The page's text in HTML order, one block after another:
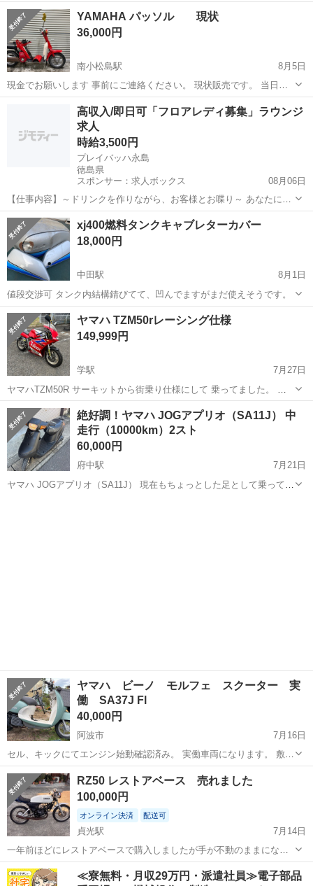
10月まで車検ついています。 実働です。エンジンも今の時期キック1
発でかかります。 前オーナーは女性の方なのでマメにメンテナンス
も...
徳島 美馬市 ヤマハ カスタム
YAMAHA パッソル 現状
36,000円
南小松島駅
8月5日
現金でお願いします 事前にご連絡ください。 現状販売です。 当日の
値下げもご遠慮ください。 取引時間10分超過でキャンセルとさせてい
ただきます。 冷やかしやコメント逃げ等はやめてください。 最近、増
えてきています。
小松島市 南小松島駅
高収入/即日可「フロアレディ募集」ラウンジ
求人
時給3,500円
プレイバッハ永島
徳島県
スポンサー：求人ボックス
08月06日
【仕事内容】～ドリンクを作りながら、お客様とお喋り～ あなたにお
まかせすることは、基本的にこれだけです! もちろん、ママがフォロー
してくれるので未経験者さんもご安心ください わからないことは、溜
め込まずに遠慮なく聞いてみましょう...
アルバイト・パート
xj400燃料タンクキャブレターカバー
18,000円
中田駅
8月1日
値段交渉可 タンク内結構錆びてて、凹んでますがまだ使えそうです。
徳島 小松島市
ヤマハ TZM50rレーシング仕様
149,999円
学駅
7月27日
ヤマハTZM50R サーキットから街乗り仕様にして 乗ってました。 ス
ピードギヤ壊れてます。 エンジンかかりますが ギヤ入れるとストール
します。 エンジン下ろして直そうと思いましたが 直す時間もないので
出品します。 お...
徳島 吉野川市 学駅 TZM
絶好調！ヤマハ JOGアプリオ（SA11J） 中
走行（10000km）2スト
60,000円
府中駅
7月21日
ヤマハ JOGアプリオ（SA11J） 現在もちょっとした足として乗ってお
ヤマハ ビーノ モルフェ スクーター 実
働 SA37J Fl
40,000円
阿波市
7月16日
セル、キックにてエンジン始動確認済み。 実働車両になります。 敷地
内走行してみましたが、 問題なく走れます。 ブレーキもよくききま
す。 走る止まる曲がる問題なし！ シート破れ、バッテリーカバー欠品
シートカバーダイソ...
徳島 阿波市 スクーター
RZ50 レストアベース 売れました
100,000円
オンライン決済 配送可
貞光駅
7月14日
一年前ほどにレストアベースで購入しましたが手が不動のままになり
ます。 セル回ります。 ライト系光ます 左ウィンカーつきませんでし
た 触れる方お願いします。 値引き等はしません。 現社は徳島県美馬
徳島 美馬市 貞光駅 ヤマハ
≪寮無料・月収29万円・派遣社員≫電子部品